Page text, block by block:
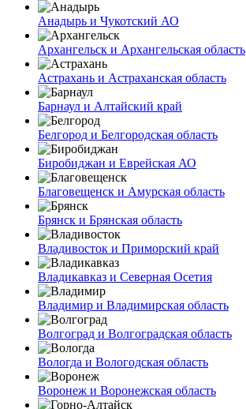
Анадырь и Чукотский АО
Архангельск и Архангельская область
Астрахань и Астраханская область
Барнаул и Алтайский край
Белгород и Белгородская область
Биробиджан и Еврейская АО
Благовещенск и Амурская область
Брянск и Брянская область
Владивосток и Приморский край
Владикавказ и Северная Осетия
Владимир и Владимирская область
Волгоград и Волгоградская область
Вологда и Вологодская область
Воронеж и Воронежская область